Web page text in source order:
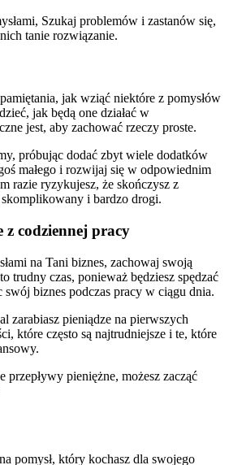
Szukaj problemów i zastanów się,
tanie rozwiązanie.
jak wziąć niektóre z pomysłów
jak będą one działać w
jest, aby zachować rzeczy proste.
próbując dodać zbyt wiele dodatków
małego i rozwijaj się w odpowiednim
razie ryzykujesz, że skończysz z
i bardzo drogi.
z codziennej pracy
na Tani biznes, zachowaj swoją
trudny czas, ponieważ będziesz spędzać
biznes podczas pracy w ciągu dnia.
zarabiasz pieniądze na pierwszych
które często są najtrudniejsze i te, które
pieniężne, możesz zacząć
pomysł, który kochasz dla swojego